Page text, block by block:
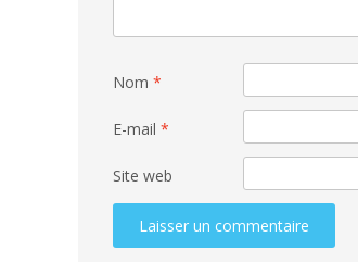
Nom *
E-mail *
Site web